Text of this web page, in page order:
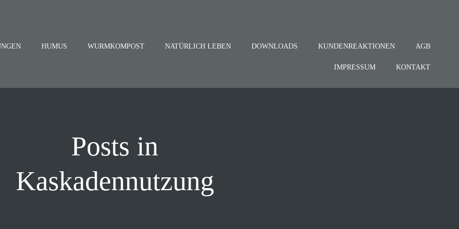
HUMUS WURMKOMPOST NATÜRLICH LEBEN DOWNLOADS KUNDENREAKTIONEN AGB
IMPRESSUM KONTAKT
Posts in
Kaskadennutzung